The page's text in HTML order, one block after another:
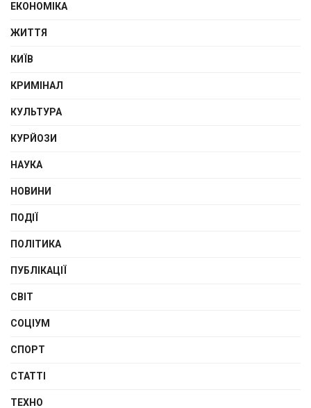
ЕКОНОМІКА
ЖИТТЯ
КИЇВ
КРИМІНАЛ
КУЛЬТУРА
КУРЙОЗИ
НАУКА
НОВИНИ
ПОДІЇ
ПОЛІТИКА
ПУБЛІКАЦІЇ
СВІТ
СОЦІУМ
СПОРТ
СТАТТІ
ТЕХНО